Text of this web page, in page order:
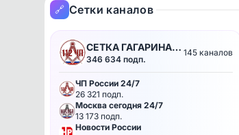
🔗 Сетки каналов
СЕТКА ГАГАРИНА
НА МАКС ТРАФИКЕ
346 634 подп.
145 каналов
ЧП России 24/7
26 321 подп.
Москва сегодня 24/7
13 173 подп.
Новости России